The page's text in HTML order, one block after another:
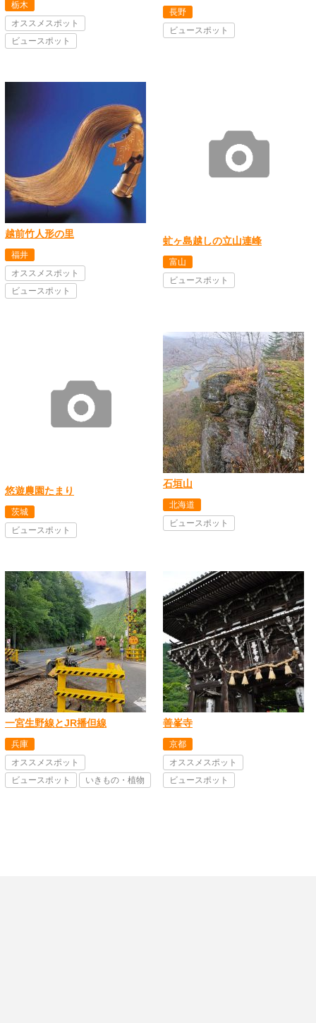
栃木
オススメスポット
ビュースポット
長野
ビュースポット
越前竹人形の里
福井
オススメスポット
ビュースポット
虻ヶ島越しの立山連峰
富山
ビュースポット
悠遊農園たまり
茨城
ビュースポット
石垣山
北海道
ビュースポット
一宮生野線とJR播但線
兵庫
オススメスポット
ビュースポット
いきもの・植物
善峯寺
京都
オススメスポット
ビュースポット